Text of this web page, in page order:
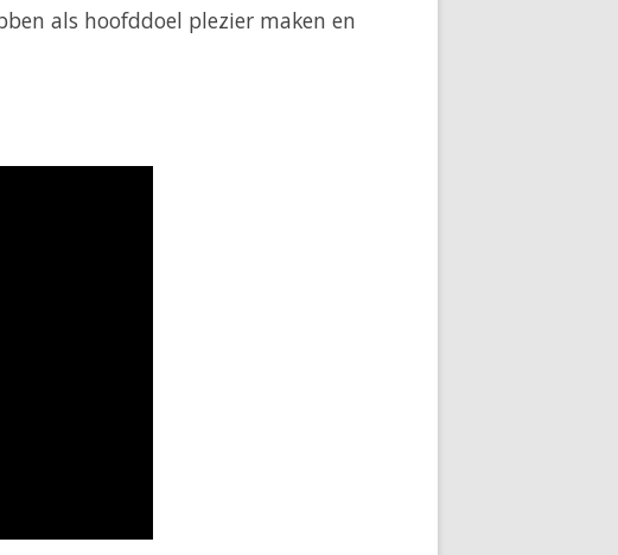
als hoofddoel plezier maken en